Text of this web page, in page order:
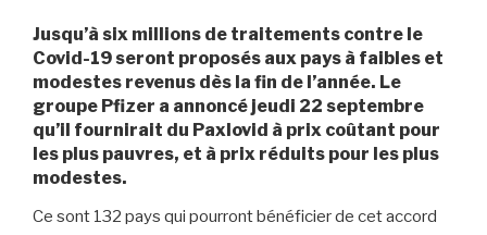
Jusqu’à six millions de traitements contre le
Covid-19 seront proposés aux pays à faibles et
modestes revenus dès la fin de l’année. Le
groupe Pfizer a annoncé jeudi 22 septembre
qu’il fournirait du Paxlovid à prix coûtant pour
les plus pauvres, et à prix réduits pour les plus
modestes.
Ce sont 132 pays qui pourront bénéficier de cet accord